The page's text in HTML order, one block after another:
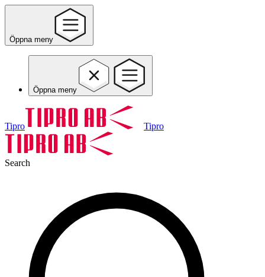
Öppna meny
Öppna meny
Tipro Tipro
Search